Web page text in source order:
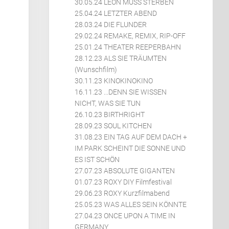
30.05.24 LEON MUSS STERBEN
25.04.24 LETZTER ABEND
28.03.24 DIE FLUNDER
29.02.24 REMAKE, REMIX, RIP-OFF
25.01.24 THEATER REEPERBAHN
28.12.23 ALS SIE TRÄUMTEN
(Wunschfilm)
30.11.23 KINOKINOKINO
16.11.23 ...DENN SIE WISSEN
NICHT, WAS SIE TUN
26.10.23 BIRTHRIGHT
28.09.23 SOUL KITCHEN
31.08.23 EIN TAG AUF DEM DACH +
IM PARK SCHEINT DIE SONNE UND
ES IST SCHÖN
27.07.23 ABSOLUTE GIGANTEN
01.07.23 ROXY DIY Filmfestival
29.06.23 ROXY Kurzfilmabend
25.05.23 WAS ALLES SEIN KÖNNTE
27.04.23 ONCE UPON A TIME IN
GERMANY